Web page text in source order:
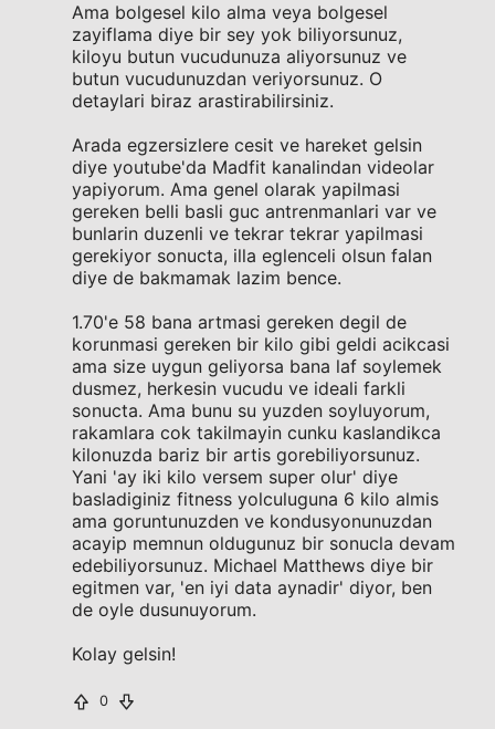
Ama bolgesel kilo alma veya bolgesel
zayiflama diye bir sey yok biliyorsunuz,
kiloyu butun vucudunuza aliyorsunuz ve
butun vucudunuzdan veriyorsunuz. O
detaylari biraz arastirabilirsiniz.
Arada egzersizlere cesit ve hareket gelsin
diye youtube'da Madfit kanalindan videolar
yapiyorum. Ama genel olarak yapilmasi
gereken belli basli guc antrenmanlari var ve
bunlarin duzenli ve tekrar tekrar yapilmasi
gerekiyor sonucta, illa eglenceli olsun falan
diye de bakmamak lazim bence.
1.70'e 58 bana artmasi gereken degil de
korunmasi gereken bir kilo gibi geldi acikcasi
ama size uygun geliyorsa bana laf soylemek
dusmez, herkesin vucudu ve ideali farkli
sonucta. Ama bunu su yuzden soyluyorum,
rakamlara cok takilmayin cunku kaslandikca
kilonuzda bariz bir artis gorebiliyorsunuz.
Yani 'ay iki kilo versem super olur' diye
basladiginiz fitness yolculuguna 6 kilo almis
ama goruntunuzden ve kondusyonunuzdan
acayip memnun oldugunuz bir sonucla devam
edebiliyorsunuz. Michael Matthews diye bir
egitmen var, 'en iyi data aynadir' diyor, ben
de oyle dusunuyorum.
Kolay gelsin!
0